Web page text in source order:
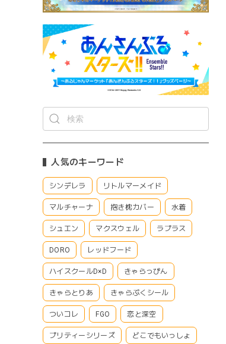
人気のキーワード
シンデレラ リトルマーメイド
マルチャーナ 抱き枕カバー 水着
シュエン マクスウェル ラプラス
DORO レッドフード
ハイスクールD×D きゃらっぴん
きゃらとりあ きゃらぷくシール
ついコレ FGO 恋と深空
プリティーシリーズ どこでもいっしょ